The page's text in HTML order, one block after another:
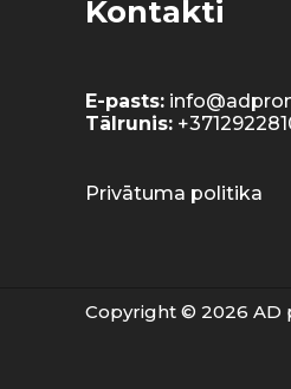
Kontakti
E-pasts:
Tālrunis:
Privātuma politika
Copyright © 2026 AD